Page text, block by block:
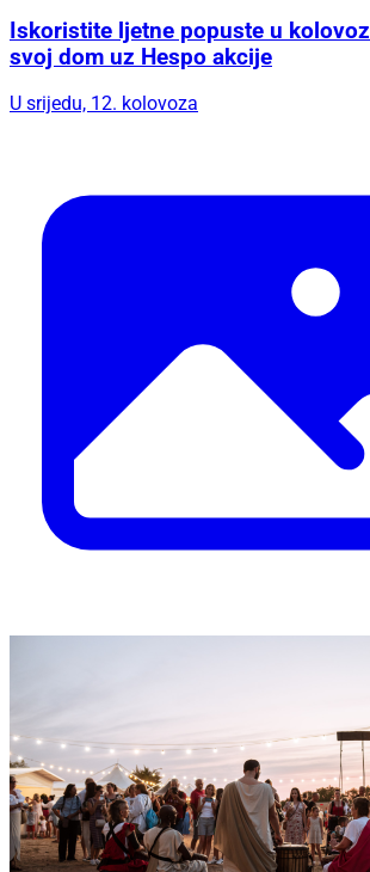
Iskoristite ljetne popuste u
svoj dom uz Hespo akcije
U srijedu, 12. kolovoza